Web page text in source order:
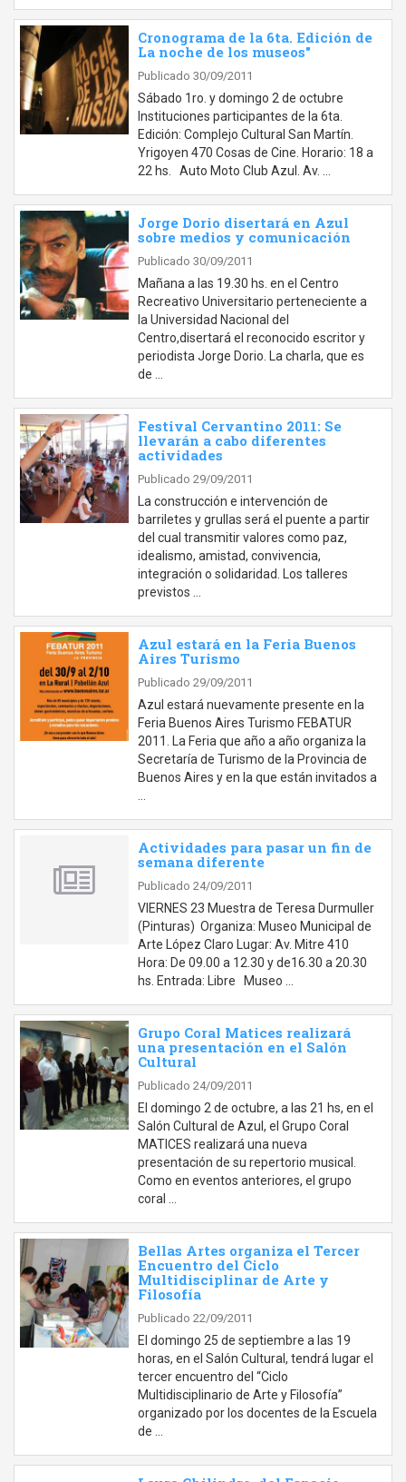
Cronograma de la 6ta. Edición de
La noche de los museos"
Publicado 30/09/2011
Sábado 1ro. y domingo 2 de octubre
Instituciones participantes de la 6ta.
Edición: Complejo Cultural San Martín.
Yrigoyen 470 Cosas de Cine. Horario: 18 a
22 hs. Auto Moto Club Azul. Av. …
Jorge Dorio disertará en Azul
sobre medios y comunicación
Publicado 30/09/2011
Mañana a las 19.30 hs. en el Centro
Recreativo Universitario perteneciente a
la Universidad Nacional del
Centro,disertará el reconocido escritor y
periodista Jorge Dorio. La charla, que es
de …
Festival Cervantino 2011: Se
llevarán a cabo diferentes
actividades
Publicado 29/09/2011
La construcción e intervención de
barriletes y grullas será el puente a partir
del cual transmitir valores como paz,
idealismo, amistad, convivencia,
integración o solidaridad. Los talleres
previstos …
Azul estará en la Feria Buenos
Aires Turismo
Publicado 29/09/2011
Azul estará nuevamente presente en la
Feria Buenos Aires Turismo FEBATUR
2011. La Feria que año a año organiza la
Secretaría de Turismo de la Provincia de
Buenos Aires y en la que están invitados a
Actividades para pasar un fin de
semana diferente
Publicado 24/09/2011
VIERNES 23 Muestra de Teresa Durmuller
(Pinturas) Organiza: Museo Municipal de
Arte López Claro Lugar: Av. Mitre 410
Hora: De 09.00 a 12.30 y de16.30 a 20.30
hs. Entrada: Libre Museo …
Grupo Coral Matices realizará
una presentación en el Salón
Cultural
Publicado 24/09/2011
El domingo 2 de octubre, a las 21 hs, en el
Salón Cultural de Azul, el Grupo Coral
MATICES realizará una nueva
presentación de su repertorio musical.
Como en eventos anteriores, el grupo
coral …
Bellas Artes organiza el Tercer
Encuentro del Ciclo
Multidisciplinar de Arte y
Filosofía
Publicado 22/09/2011
El domingo 25 de septiembre a las 19
horas, en el Salón Cultural, tendrá lugar el
tercer encuentro del “Ciclo
Multidisciplinario de Arte y Filosofía”
organizado por los docentes de la Escuela
de …